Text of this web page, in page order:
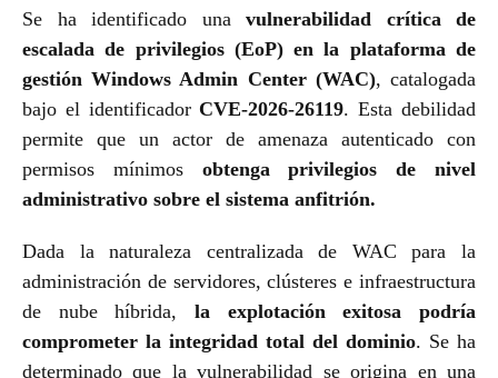
Se ha identificado una vulnerabilidad crítica de
escalada de privilegios (EoP) en la plataforma de
gestión Windows Admin Center (WAC), catalogada
bajo el identificador CVE-2026-26119. Esta debilidad
permite que un actor de amenaza autenticado con
permisos mínimos obtenga privilegios de nivel
administrativo sobre el sistema anfitrión.
Dada la naturaleza centralizada de WAC para la
administración de servidores, clústeres e infraestructura
de nube híbrida, la explotación exitosa podría
comprometer la integridad total del dominio. Se ha
determinado que la vulnerabilidad se origina en una